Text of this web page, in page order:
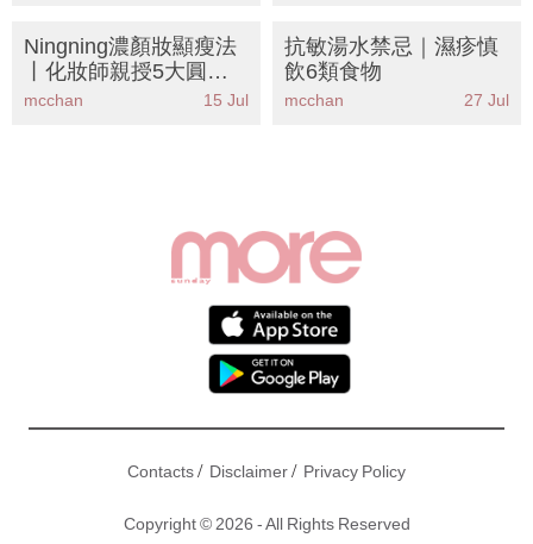
Ningning濃顏妝顯瘦法
丨化妝師親授5大圓臉
眼妝重點 告別包包臉即
mcchan 15 Jul
抗敏湯水禁忌｜濕疹慎
飲6類食物
mcchan 27 Jul
Contacts/ Disclaimer/ Privacy Policy
Copyright © 2026 - All Rights Reserved